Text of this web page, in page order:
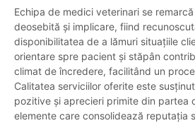
Echipa de medici veterinari se
deosebită și implicare, fiind
disponibilitatea de a lămuri situațiile
orientare spre pacient și stăpân
climat de încredere, facilitând un
Calitatea serviciilor oferite este
pozitive și aprecieri primite din partea
elemente care consolidează reputația